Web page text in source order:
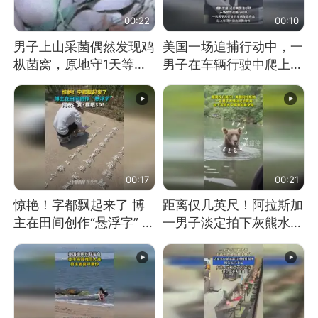
00:22
男子上山采菌偶然发现鸡
枞菌窝，原地守1天等它
长大：挖了140多朵
00:10
美国一场追捕行动中，一
男子在车辆行驶中爬上车
顶跳舞。（新京报）
00:17
惊艳！字都飘起来了 博
主在田间创作“悬浮字” 网
友：真·裸眼3D！
00:21
距离仅几英尺！阿拉斯加
一男子淡定拍下灰熊水中
捕食鲑鱼全程